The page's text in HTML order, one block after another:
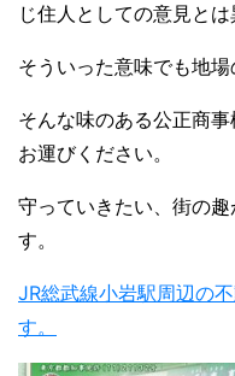
じ住人としての意見とは
そういった意味でも地場
そんな味のある公正商
お運びください。
守っていきたい、街の
す。
JR総武線小岩駅周辺の
す。